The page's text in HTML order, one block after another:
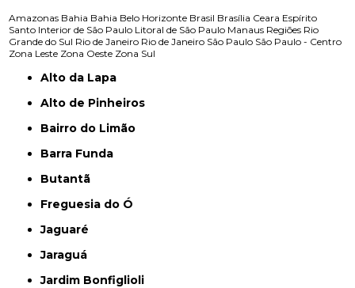
Amazonas Bahia Bahia Belo Horizonte Brasil Brasília Ceara Espírito
Santo Interior de São Paulo Litoral de São Paulo Manaus Regiões Rio
Grande do Sul Rio de Janeiro Rio de Janeiro São Paulo São Paulo - Centro
Zona Leste Zona Oeste Zona Sul
Alto da Lapa
Alto de Pinheiros
Bairro do Limão
Barra Funda
Butantã
Freguesia do Ó
Jaguaré
Jaraguá
Jardim Bonfiglioli